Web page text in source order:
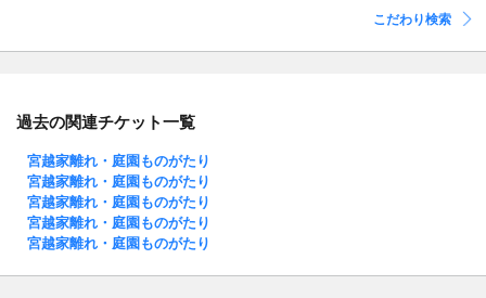
こだわり検索
過去の関連チケット一覧
宮越家離れ・庭園ものがたり
宮越家離れ・庭園ものがたり
宮越家離れ・庭園ものがたり
宮越家離れ・庭園ものがたり
宮越家離れ・庭園ものがたり